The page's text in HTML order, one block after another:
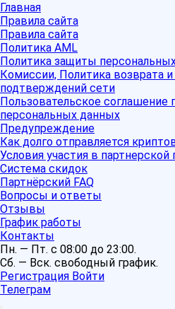
Главная
Правила сайта
Правила сайта
Политика AML
Политика защиты
Комиссии, Политика возврата
подтверждений сети
Пользовательское соглашение
персональных данных
Предупреждение
Как долго отправляется
Условия участия в
Система скидок
Партнёрский FAQ
Вопросы и ответы
Отзывы
График работы
Контакты
Пн. — Пт. с 08:00 до 23:00.
Сб. — Вск. свободный график.
Регистрация Войти
Телеграм